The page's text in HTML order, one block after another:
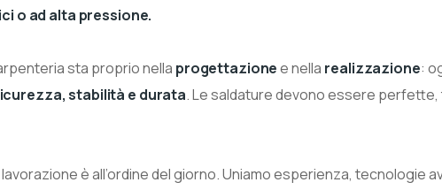
o ad alta pressione.
sta proprio nella progettazionee nella realizzazione:
stabilità e durata. Le saldature devono essere
è all’ordine del giorno. Uniamo esperienza, tecnologie